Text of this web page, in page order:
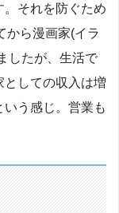
それを防ぐため
から漫画家(イラ
したが、生活で
としての収入は増
う感じ。営業も